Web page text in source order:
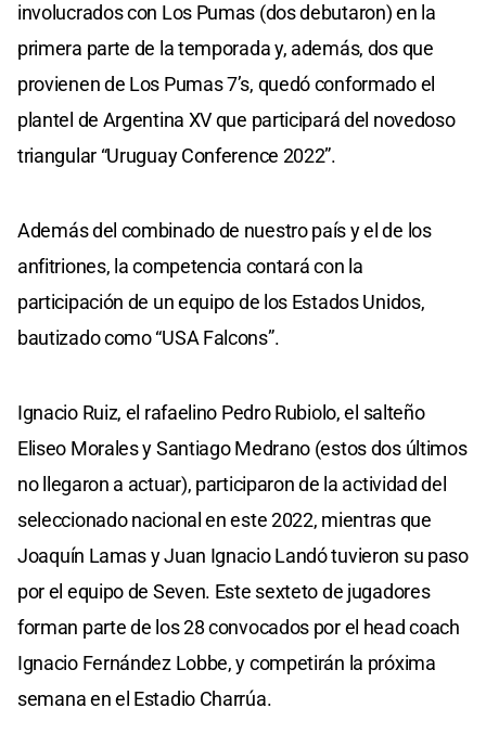
involucrados con Los Pumas (dos debutaron) en la
primera parte de la temporada y, además, dos que
provienen de Los Pumas 7’s, quedó conformado el
plantel de Argentina XV que participará del novedoso
triangular “Uruguay Conference 2022”.
Además del combinado de nuestro país y el de los
anfitriones, la competencia contará con la
participación de un equipo de los Estados Unidos,
bautizado como “USA Falcons”.
Ignacio Ruiz, el rafaelino Pedro Rubiolo, el salteño
Eliseo Morales y Santiago Medrano (estos dos últimos
no llegaron a actuar), participaron de la actividad del
seleccionado nacional en este 2022, mientras que
Joaquín Lamas y Juan Ignacio Landó tuvieron su paso
por el equipo de Seven. Este sexteto de jugadores
forman parte de los 28 convocados por el head coach
Ignacio Fernández Lobbe, y competirán la próxima
semana en el Estadio Charrúa.